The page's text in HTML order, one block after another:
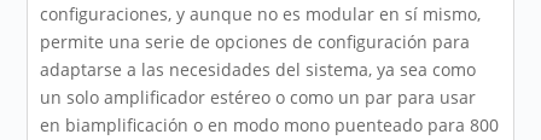
configuraciones, y aunque no es modular en sí mismo,
permite una serie de opciones de configuración para
adaptarse a las necesidades del sistema, ya sea como
un solo amplificador estéreo o como un par para usar
en biamplificación o en modo mono puenteado para 800